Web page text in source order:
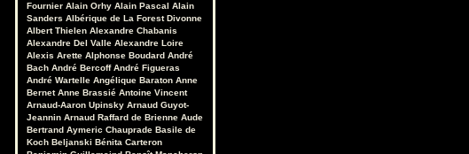
Fournier Alain Orhy Alain Pascal Alain
Sanders Albérique de La Forest Divonne
Albert Thielen Alexandre Chabanis
Alexandre Del Valle Alexandre Loire
Alexis Arette Alphonse Boudard André
Bach André Bercoff André Figueras
André Wartelle Angélique Baraton Anne
Bernet Anne Brassié Antoine Vincent
Arnaud-Aaron Upinsky Arnaud Guyot-
Jeannin Arnaud Raffard de Brienne Aude
Bertrand Aymeric Chauprade Basile de
Koch Beljanski Bénita Carteron